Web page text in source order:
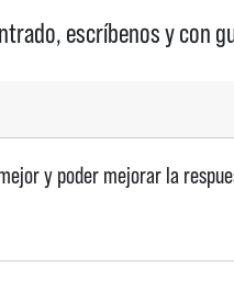
escríbenos y con
y poder mejorar la